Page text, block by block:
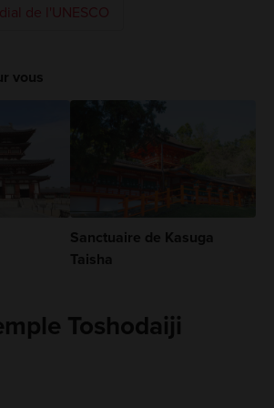
de l'UNESCO
vous
Sanctuaire de Kasuga
Taisha
Toshodaiji